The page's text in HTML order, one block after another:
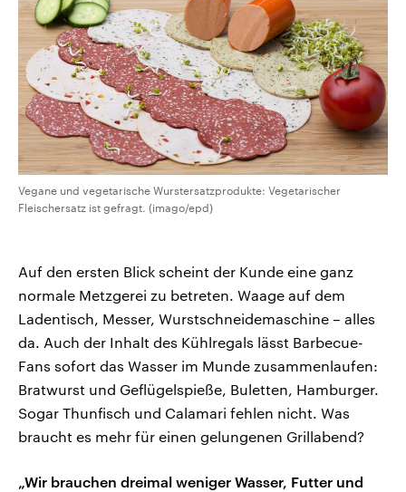
Vegane und vegetarische Wurstersatzprodukte: Vegetarischer
Fleischersatz ist gefragt. (imago/epd)
Auf den ersten Blick scheint der Kunde eine ganz
normale Metzgerei zu betreten. Waage auf dem
Ladentisch, Messer, Wurstschneidemaschine – alles
da. Auch der Inhalt des Kühlregals lässt Barbecue-
Fans sofort das Wasser im Munde zusammenlaufen:
Bratwurst und Geflügelspieße, Buletten, Hamburger.
Sogar Thunfisch und Calamari fehlen nicht. Was
braucht es mehr für einen gelungenen Grillabend?
„Wir brauchen dreimal weniger Wasser, Futter und